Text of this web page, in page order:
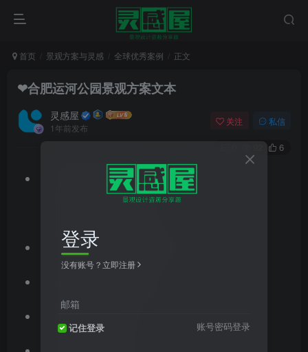
首页 景观方案与灵感 全球优秀案例 正文
❤合肥运河公园景观方案文本
灵感屋
1年前发布
关注 私信
6
文件格式：pdf
文档类型：景观方案文本
登录
没有账号？立即注册
邮箱
记住登录 账号密码登录